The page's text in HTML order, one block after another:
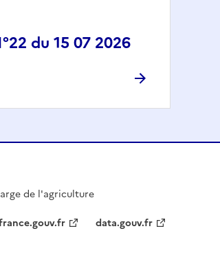
du 15 07 2026
de l'agriculture
data.gouv.fr